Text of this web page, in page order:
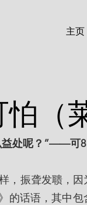
主页
（
益处呢？”——可8
的话语，其中包